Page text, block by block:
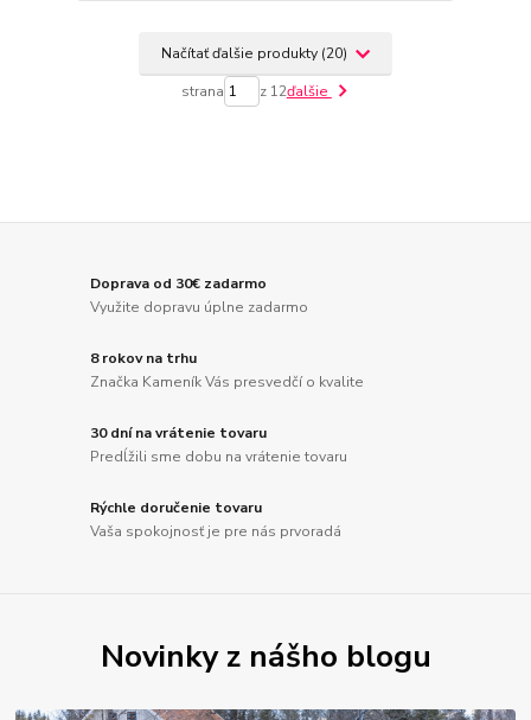
Načítať ďalšie produkty (20)
strana z 12ďalšie
Doprava od 30€ zadarmo
Využite dopravu úplne zadarmo
8 rokov na trhu
Značka Kameník Vás presvedčí o kvalite
30 dní na vrátenie tovaru
Predĺžili sme dobu na vrátenie tovaru
Rýchle doručenie tovaru
Vaša spokojnosť je pre nás prvoradá
Novinky z nášho blogu